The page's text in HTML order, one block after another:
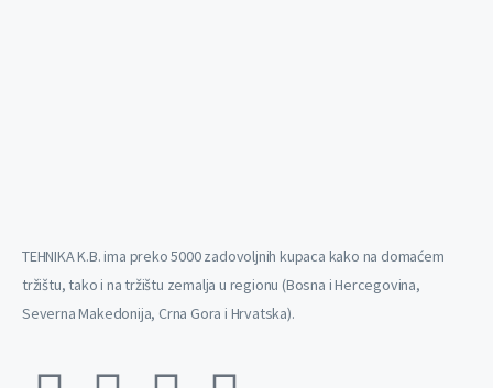
TEHNIKA K.B. ima preko 5000 zadovoljnih kupaca kako na domaćem
tržištu, tako i na tržištu zemalja u regionu (Bosna i Hercegovina,
Severna Makedonija, Crna Gora i Hrvatska).